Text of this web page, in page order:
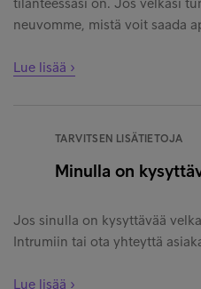
neuvomme, mistä voit saada
Lue lisää ›
TARVITSEN LISÄTIETOJA
Minulla on
Jos sinulla on kysyttävää
Intrumiin tai ota yhteyttä
Lue lisää ›